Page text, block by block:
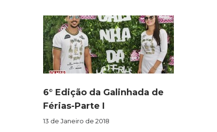
6° Edição da Galinhada de
Férias-Parte I
13 de Janeiro de 2018